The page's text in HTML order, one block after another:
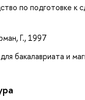
по подготовке к
Г., 1997
бакалавриата и